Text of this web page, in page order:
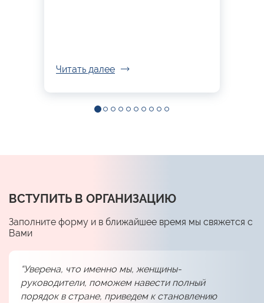
Читать далее
ВСТУПИТЬ В ОРГАНИЗАЦИЮ
Заполните форму и в ближайшее время мы свяжется с
Вами
“Уверена, что именно мы, женщины-
руководители, поможем навести полный
порядок в стране, приведем к становлению